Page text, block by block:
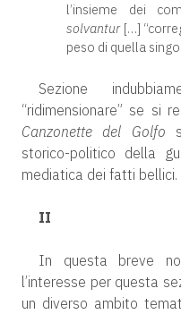
l’insieme dei
solvantur[…]
peso di quella
Sezione
“ridimensionare” se si
Canzonette del Golfo
storico-politico della
mediatica dei fatti bellici.
II
In questa breve
l’interesse per questa
un diverso ambito